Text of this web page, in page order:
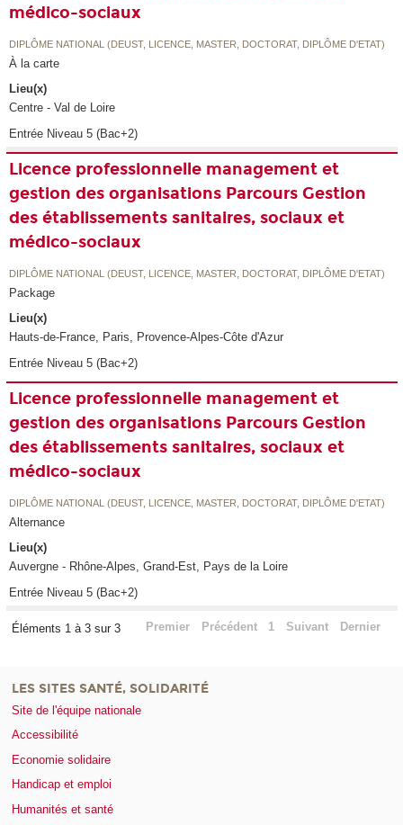
médico-sociaux
DIPLÔME NATIONAL (DEUST, LICENCE, MASTER, DOCTORAT, DIPLÔME D'ETAT)
À la carte
Lieu(x)
Centre - Val de Loire
Entrée Niveau 5 (Bac+2)
Licence professionnelle management et
gestion des organisations Parcours Gestion
des établissements sanitaires, sociaux et
médico-sociaux
DIPLÔME NATIONAL (DEUST, LICENCE, MASTER, DOCTORAT, DIPLÔME D'ETAT)
Package
Lieu(x)
Hauts-de-France, Paris, Provence-Alpes-Côte d'Azur
Entrée Niveau 5 (Bac+2)
Licence professionnelle management et
gestion des organisations Parcours Gestion
des établissements sanitaires, sociaux et
médico-sociaux
DIPLÔME NATIONAL (DEUST, LICENCE, MASTER, DOCTORAT, DIPLÔME D'ETAT)
Alternance
Lieu(x)
Auvergne - Rhône-Alpes, Grand-Est, Pays de la Loire
Entrée Niveau 5 (Bac+2)
Éléments 1 à 3 sur 3 Premier Précédent 1 Suivant Dernier
LES SITES SANTÉ, SOLIDARITÉ
Site de l'équipe nationale
Accessibilité
Economie solidaire
Handicap et emploi
Humanités et santé